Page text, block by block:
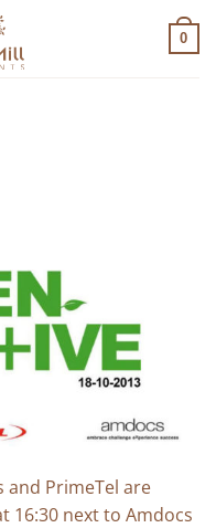
0
and PrimeTel are
16:30 next to Amdocs